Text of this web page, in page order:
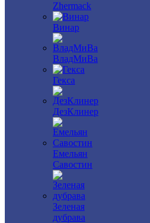
Zhermack
Винар
ВладМиВа
Гекса
ДезКлинер
Емельян
Савостин
Зеленая
дубрава